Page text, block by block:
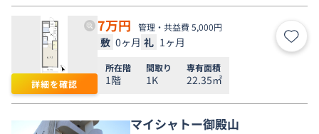
詳細を確認
7万円 管理・共益費 5,000円
敷 0ヶ月 礼 1ヶ月 お気
所在階
1階
間取り
1K
専有面積
22.35㎡
マイシャトー御殿山